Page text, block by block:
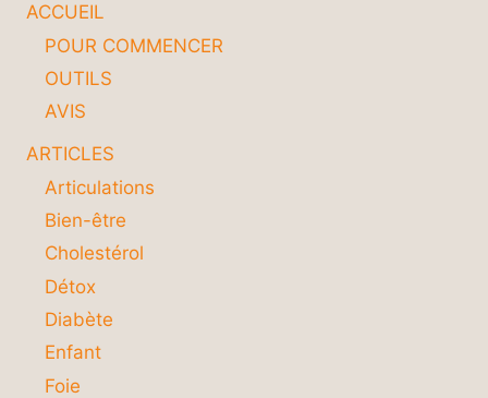
ACCUEIL
POUR COMMENCER
OUTILS
AVIS
ARTICLES
Articulations
Bien-être
Cholestérol
Détox
Diabète
Enfant
Foie